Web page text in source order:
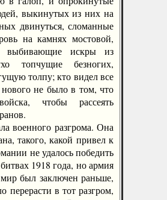
выкинутых из них на
двинуться, сломанные
на камнях мостовой,
выбивающие искры из
топчущие безногих,
толпу; кто видел все
не было в том, что
чтобы рассеять
военного разгрома. Она
такого, какой привел к
не удалось победить
1918 года, но армия
был заключен раньше,
перерасти в тот разгром,